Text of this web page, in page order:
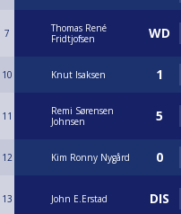
7
Thomas René
Fridtjofsen
10 Knut Isaksen
11
Remi Sørensen
Johnsen
12 Kim Ronny Nygård
13 John E.Erstad